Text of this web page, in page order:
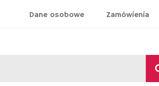
Dane osobowe Zamówienia